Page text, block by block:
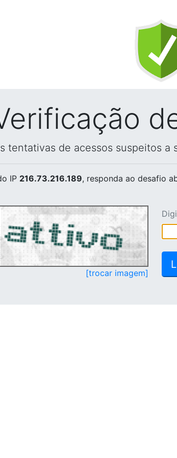
tentativas de acessos suspeitos a
IP 216.73.216.189, responda ao desafio
[trocar imagem]